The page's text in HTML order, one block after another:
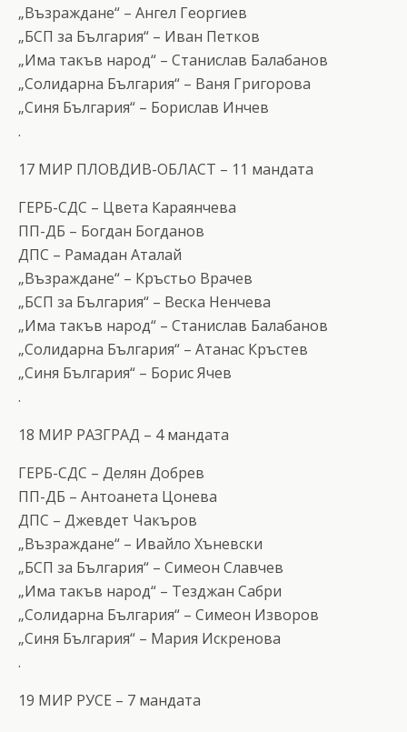
„Възраждане“ – Ангел Георгиев
„БСП за България“ – Иван Петков
„Има такъв народ“ – Станислав Балабанов
„Солидарна България“ – Ваня Григорова
„Синя България“ – Борислав Инчев
.
17 МИР ПЛОВДИВ-ОБЛАСТ – 11 мандата
ГЕРБ-СДС – Цвета Караянчева
ПП-ДБ – Богдан Богданов
ДПС – Рамадан Аталай
„Възраждане“ – Кръстьо Врачев
„БСП за България“ – Веска Ненчева
„Има такъв народ“ – Станислав Балабанов
„Солидарна България“ – Атанас Кръстев
„Синя България“ – Борис Ячев
.
18 МИР РАЗГРАД – 4 мандата
ГЕРБ-СДС – Делян Добрев
ПП-ДБ – Антоанета Цонева
ДПС – Джевдет Чакъров
„Възраждане“ – Ивайло Хъневски
„БСП за България“ – Симеон Славчев
„Има такъв народ“ – Тезджан Сабри
„Солидарна България“ – Симеон Изворов
„Синя България“ – Мария Искренова
.
19 МИР РУСЕ – 7 мандата